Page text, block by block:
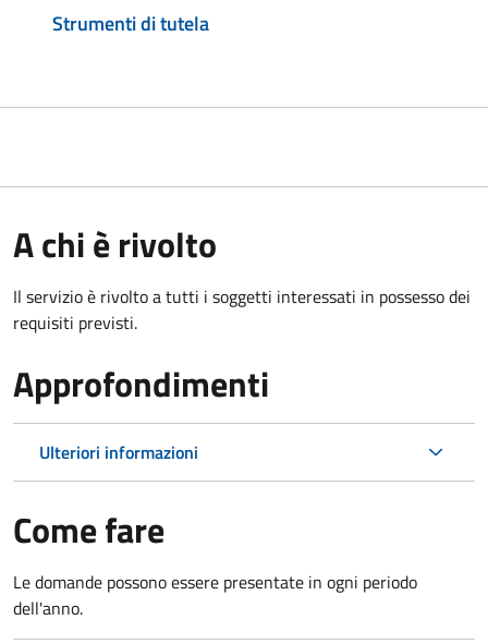
Strumenti di tutela
A chi è rivolto
Il servizio è rivolto a tutti i soggetti interessati in possesso dei
requisiti previsti.
Approfondimenti
Ulteriori informazioni
Come fare
Le domande possono essere presentate in ogni periodo
dell'anno.